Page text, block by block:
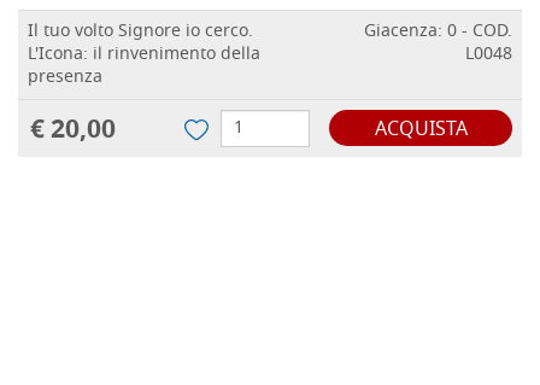
Il tuo volto Signore io cerco.
L'Icona: il rinvenimento della
presenza
Giacenza: 0 - COD.
L0048
€ 20,00 ACQUISTA